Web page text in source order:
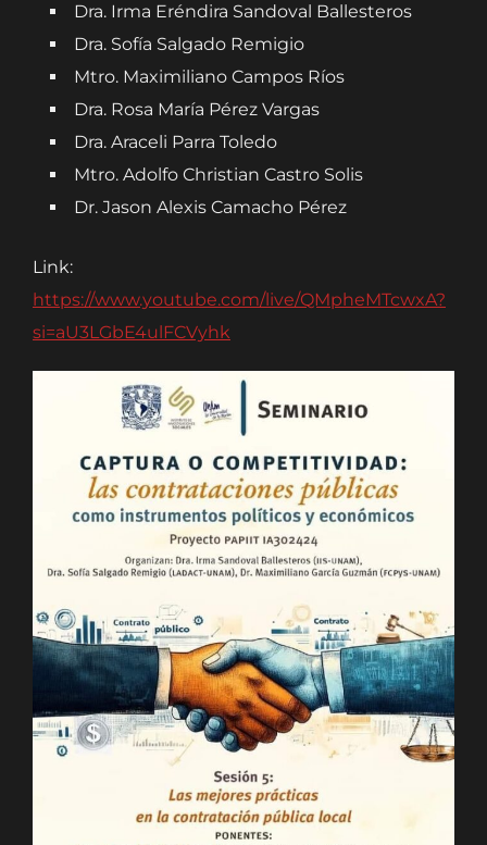
Dra. Irma Eréndira Sandoval Ballesteros
Dra. Sofía Salgado Remigio
Mtro. Maximiliano Campos Ríos
Dra. Rosa María Pérez Vargas
Dra. Araceli Parra Toledo
Mtro. Adolfo Christian Castro Solis
Dr. Jason Alexis Camacho Pérez
Link:
https://www.youtube.com/live/QMpheMTcwxA?
si=aU3LGbE4ulFCVyhk